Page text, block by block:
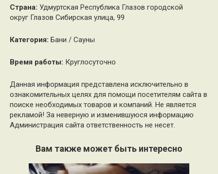
Страна: Удмуртская Республика Глазов городской
округ Глазов Сибирская улица, 99
Категория: Бани / Сауны
Время работы: Круглосуточно
Данная информация представлена исключительно в
ознакомительных целях для помощи посетителям сайта в
поиске необходимых товаров и компаний. Не является
рекламой! За неверную и изменившуюся информацию
Администрация сайта ответственность не несет.
Вам также может быть интересно